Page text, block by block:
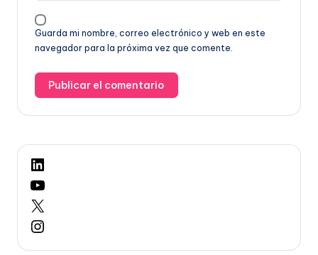
Guarda mi nombre, correo electrónico y web en este
navegador para la próxima vez que comente.